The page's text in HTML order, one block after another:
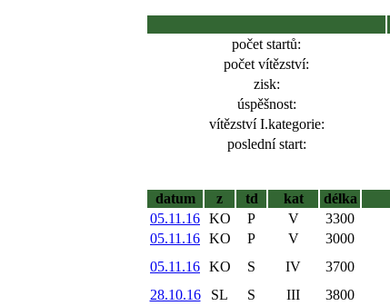
počet startů:
počet vítězství:
zisk:
úspěšnost:
vítězství I.kategorie:
poslední start:
datum
z td kat délka
05.11.16 KO P V 3300
05.11.16 KO P V 3000
05.11.16 KO S IV 3700
28.10.16
SL S III 3800